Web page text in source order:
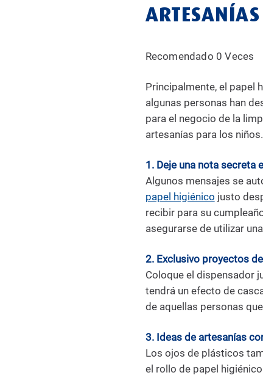
ARTESANÍAS
Recomendado 0 Veces
Principalmente, el papel
algunas personas han
para el negocio de la
artesanías para los niños.
1. Deje una nota secreta
Algunos mensajes se
papel higiénico justo
recibir para su
asegurarse de utilizar
2. Exclusivo proyectos
Coloque el dispensador
tendrá un efecto de
de aquellas personas
3. Ideas de artesanías
Los ojos de plásticos
el rollo de papel